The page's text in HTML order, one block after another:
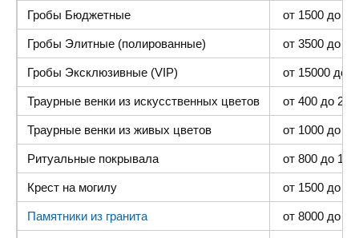
Гробы Бюджетные от 1500 до
Гробы Элитные (полированные) от 3500 до
Гробы Эксклюзивные (VIP) от 15000 до
Траурные венки из искусственных цветов от 400 до
Траурные венки из живых цветов от 1000 до
Ритуальные покрывала от 800 до
Крест на могилу от 1500 до
Памятники из гранита от 8000 до 25